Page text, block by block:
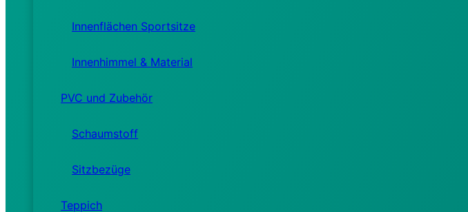
Innenflächen Sportsitze
Innenhimmel & Material
PVC und Zubehör
Schaumstoff
Sitzbezüge
Teppich